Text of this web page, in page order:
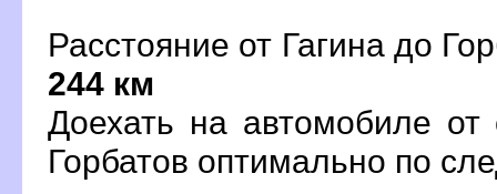
Расстояние от Гагина до
244 км
Доехать на автомобиле от
Горбатов оптимально по